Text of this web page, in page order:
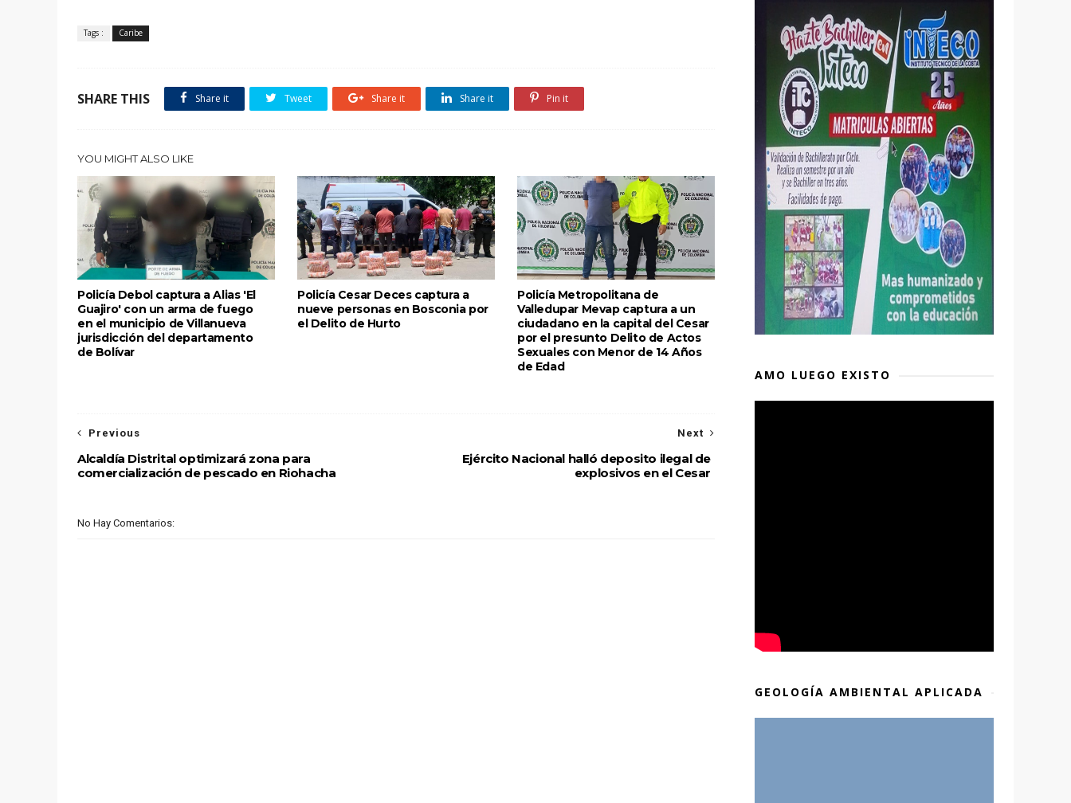
Tags : Caribe
SHARE THIS Share it Tweet Share it Share it Pin it
YOU MIGHT ALSO LIKE
Policía Debol captura a Alias 'El
Guajiro' con un arma de fuego
en el municipio de Villanueva
jurisdicción del departamento
de Bolívar
Policía Cesar Deces captura a
nueve personas en Bosconia por
el Delito de Hurto
Policía Metropolitana de
Valledupar Mevap captura a un
ciudadano en la capital del Cesar
por el presunto Delito de Actos
Sexuales con Menor de 14 Años
de Edad
Next
Ejército Nacional halló deposito ilegal de
explosivos en el Cesar
Previous
Alcaldía Distrital optimizará zona para
comercialización de pescado en Riohacha
No Hay Comentarios:
AMO LUEGO EXISTO
GEOLOGÍA AMBIENTAL APLICADA